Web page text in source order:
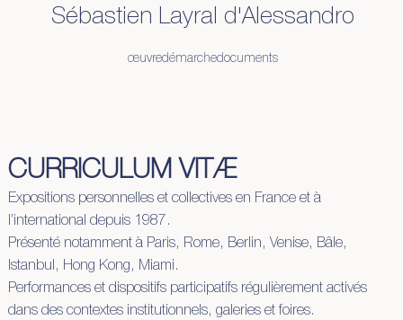
œuvredémarchedocuments
Sébastien Layral d'Alessandro
CURRICULUM VITÆ
Expositions personnelles et collectives en France et à
l’international depuis 1987.
Présenté notamment à Paris, Rome, Berlin, Venise, Bâle,
Istanbul, Hong Kong, Miami.
Performances et dispositifs participatifs régulièrement activés
dans des contextes institutionnels, galeries et foires.